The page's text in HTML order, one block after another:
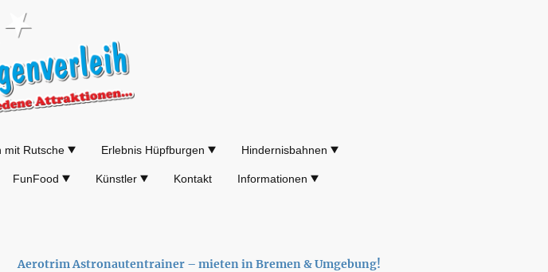
mit Rutsche Erlebnis Hüpfburgen Hindernisbahnen
FunFood Künstler Kontakt Informationen
Aerotrim Astronautentrainer – mieten in Bremen & Umgebung!